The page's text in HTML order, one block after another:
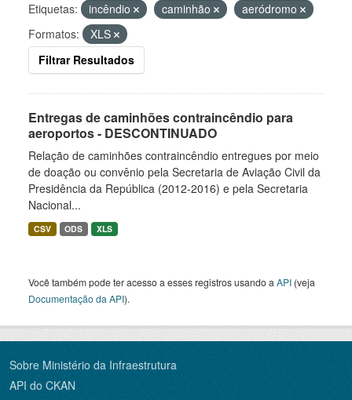
Etiquetas: incêndio caminhão
aeródromo
Formatos:
XLS
Filtrar Resultados
Entregas de caminhões contraincêndio para
aeroportos - DESCONTINUADO
Relação de caminhões contraincêndio entregues por meio
de doação ou convênio pela Secretaria de Aviação Civil da
Presidência da República (2012-2016) e pela Secretaria
Nacional...
CSV ODS XLS
Você também pode ter acesso a esses registros usando a API (veja
Documentação da API).
Sobre Ministério da Infraestrutura
API do CKAN